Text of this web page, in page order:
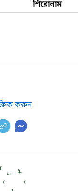
শিরোনাম
করুন